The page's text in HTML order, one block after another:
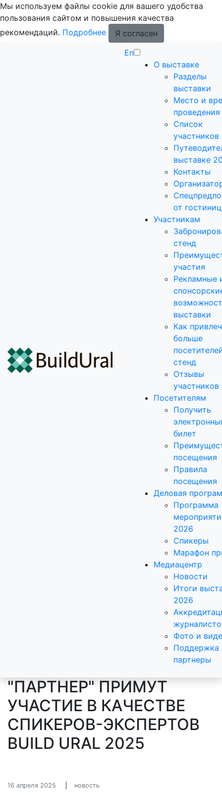
Мы используем файлы cookie для вашего удобства
пользования сайтом и повышения качества
рекомендаций. Подробнее
Я согласен
En
О выставке
Разделы
выставки
Место и
проведения
Список
выставке
Контакты
от гостиниц
Участникам
стенд
участия
Рекламные
выставки
Как
больше
стенд
Отзывы
участников
Посетителям
Получить
билет
посещения
Правила
посещения
Деловая
Программа
2026
Спикеры
Марафон
Медиацентр
Новости
Итоги
2026
Фото и
Поддержка
партнеры
"ПАРТНЕР" ПРИМУТ
УЧАСТИЕ В КАЧЕСТВЕ
СПИКЕРОВ-ЭКСПЕРТОВ
BUILD URAL 2025
16 апреля 2025 новость